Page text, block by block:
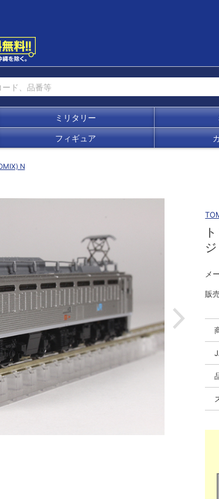
ミリタリー
フィギュア
N
ジ
メ
販